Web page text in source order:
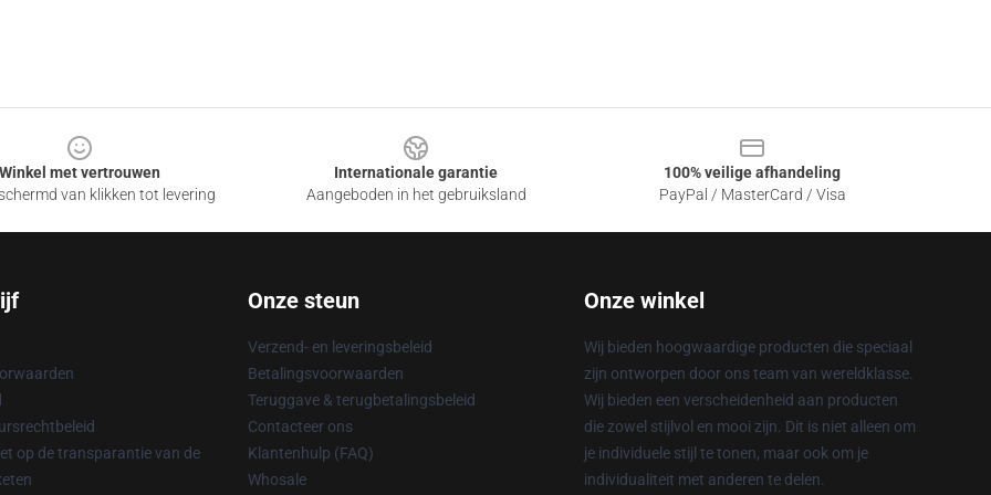
Winkel met vertrouwen
van klikken tot levering
Internationale garantie
Aangeboden in het gebruiksland
100% veilige afhandeling
PayPal / MasterCard / Visa
op de transparantie van de
Onze steun
Verzend- en leveringsbeleid
Betalingsvoorwaarden
Teruggave & terugbetalingsbeleid
Contacteer ons
Klantenhulp (FAQ)
Whosale
Onze winkel
Wij bieden hoogwaardige producten die speciaal
zijn ontworpen door ons team van wereldklasse.
Wij bieden een verscheidenheid aan producten
die zowel stijlvol en mooi zijn. Dit is niet alleen om
je individuele stijl te tonen, maar ook om je
individualiteit met anderen te delen.